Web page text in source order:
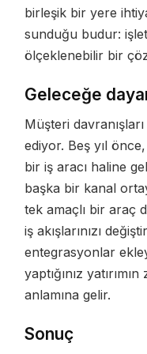
birleşik bir yere
sunduğu budur:
ölçeklenebilir bir
Geleceğe
Müşteri
ediyor. Beş yıl
bir iş aracı haline
başka bir kanal
tek amaçlı bir araç
iş akışlarınızı
entegrasyonlar
yaptığınız
anlamına gelir.
Sonuç